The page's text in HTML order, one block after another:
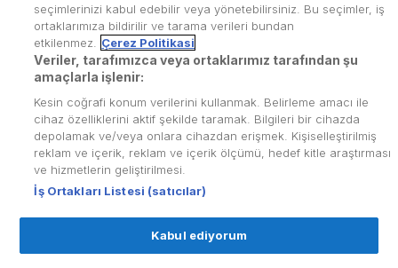
Kullanım Koşulları
Üyelik Sözleşmesi
Kvkk Politikası
Çerez Politikası
© Copyright
puhutv.com Tüm hakları Puhu
seçimlerinizi kabul edebilir veya yönetebilirsiniz. Bu seçimler, iş
ortaklarımıza bildirilir ve tarama verileri bundan
etkilenmez.
Çerez Politikasi
Veriler, tarafımızca veya ortaklarımız tarafından şu
amaçlarla işlenir:
Kesin coğrafi konum verilerini kullanmak. Belirleme amacı ile
cihaz özelliklerini aktif şekilde taramak. Bilgileri bir cihazda
depolamak ve/veya onlara cihazdan erişmek. Kişiselleştirilmiş
reklam ve içerik, reklam ve içerik ölçümü, hedef kitle araştırması
ve hizmetlerin geliştirilmesi.
İş Ortakları Listesi (satıcılar)
Kabul ediyorum